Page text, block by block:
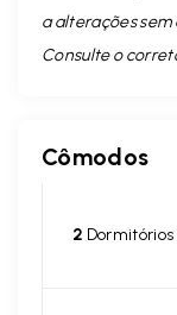
a alterações sem
Consulte o
Cômodos
2 Dormitórios